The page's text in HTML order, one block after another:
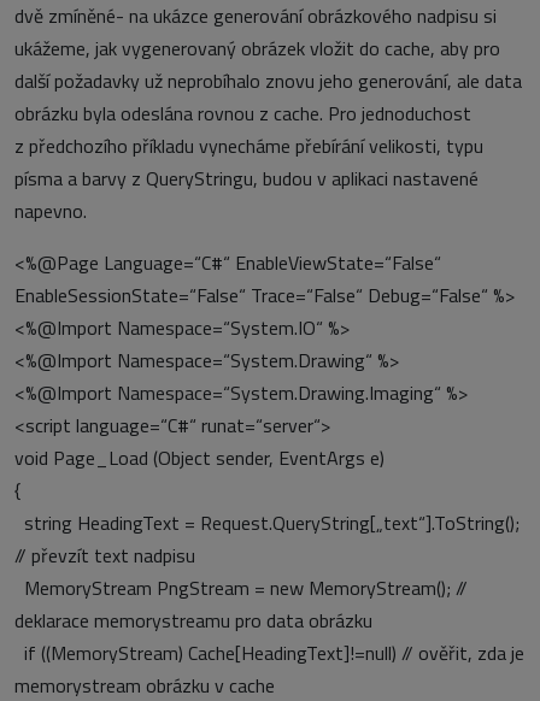
dvě zmíněné- na ukázce generování obrázkového nadpisu si
ukážeme, jak vygenerovaný obrázek vložit do cache, aby pro
další požadavky už neprobíhalo znovu jeho generování, ale data
obrázku byla odeslána rovnou z cache. Pro jednoduchost
z předchozího příkladu vynecháme přebírání velikosti, typu
písma a barvy z QueryStringu, budou v aplikaci nastavené
napevno.
<%@Page Language=“C#“ EnableViewState=“False“
EnableSessionState=“False“ Trace=“False“ Debug=“False“ %>
<%@Import Namespace=“System.IO“ %>
<%@Import Namespace=“System.Drawing“ %>
<%@Import Namespace=“System.Drawing.Imaging“ %>
<script language=“C#“ runat=“server“>
void Page_Load (Object sender, EventArgs e)
{
string HeadingText = Request.QueryString[„text“].ToString();
// převzít text nadpisu
MemoryStream PngStream = new MemoryStream(); //
deklarace memorystreamu pro data obrázku
if ((MemoryStream) Cache[HeadingText]!=null) // ověřit, zda je
memorystream obrázku v cache